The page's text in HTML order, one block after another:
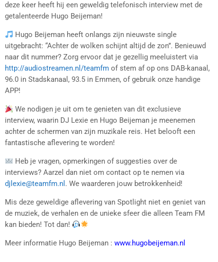
deze keer heeft hij een geweldig telefonisch interview met de
getalenteerde Hugo Beijeman!
Hugo Beijeman heeft onlangs zijn nieuwste single
uitgebracht: “Achter de wolken schijnt altijd de zon”. Benieuwd
naar dit nummer? Zorg ervoor dat je gezellig meeluistert via
http://audiostreamen.nl/teamfm of stem af op ons DAB-kanaal,
96.0 in Stadskanaal, 93.5 in Emmen, of gebruik onze handige
APP!
We nodigen je uit om te genieten van dit exclusieve
interview, waarin DJ Lexie en Hugo Beijeman je meenemen
achter de schermen van zijn muzikale reis. Het belooft een
fantastische aflevering te worden!
Heb je vragen, opmerkingen of suggesties over de
interviews? Aarzel dan niet om contact op te nemen via
djlexie@teamfm.nl . We waarderen jouw betrokkenheid!
Mis deze geweldige aflevering van Spotlight niet en geniet van
de muziek, de verhalen en de unieke sfeer die alleen Team FM
kan bieden! Tot dan!
Meer informatie Hugo Beijeman : www.hugobeijeman.nl